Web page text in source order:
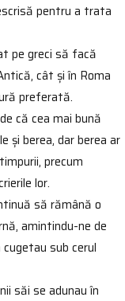
pentru a trata
pe greci să facă
cât și în Roma
preferată.
că cea mai bună
și berea, dar berea ar
precum
lor.
să rămână o
amintindu-ne de
sub cerul
săi se adunau în